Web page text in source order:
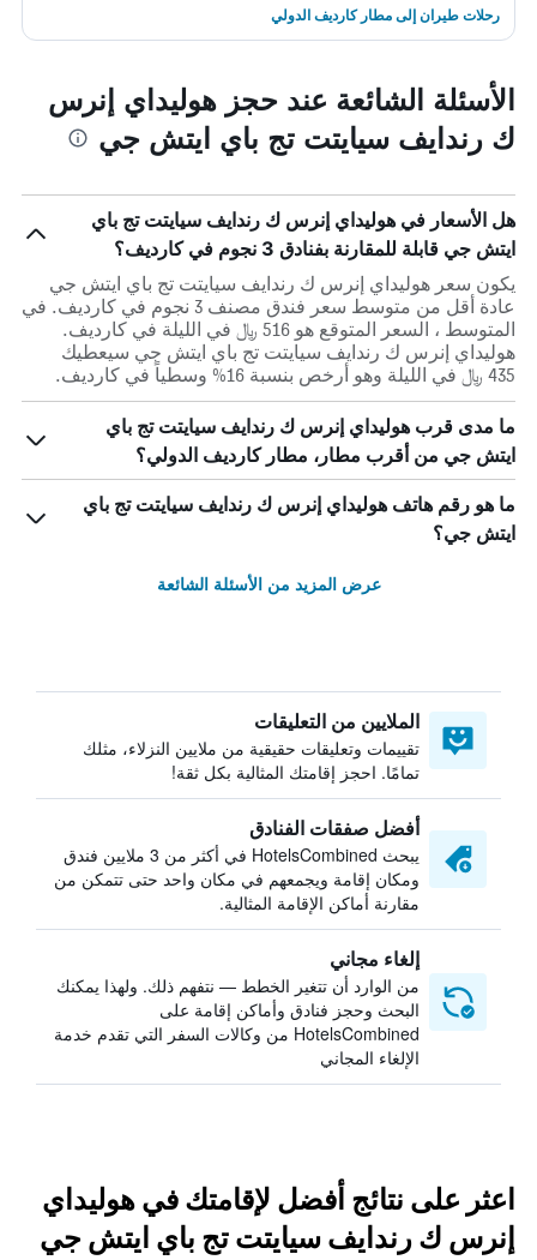
رحلات طيران إلى مطار كارديف الدولي
الأسئلة الشائعة عند حجز هوليداي إنرس
ك رندايف سيايتت تج باي ايتش جي
هل الأسعار في هوليداي إنرس ك رندايف سيايتت تج باي
ايتش جي قابلة للمقارنة بفنادق 3 نجوم في كارديف؟
يكون سعر هوليداي إنرس ك رندايف سيايتت تج باي ايتش جي
عادة أقل من متوسط ​​سعر فندق مصنف 3 نجوم في كارديف. في
المتوسط ، السعر المتوقع هو 516 ﷼ في الليلة في كارديف.
هوليداي إنرس ك رندايف سيايتت تج باي ايتش جي سيعطيك
435 ﷼ في الليلة وهو أرخص بنسبة 16% وسطياً في كارديف.
ما مدى قرب هوليداي إنرس ك رندايف سيايتت تج باي
ايتش جي من أقرب مطار، مطار كارديف الدولي؟
ما هو رقم هاتف هوليداي إنرس ك رندايف سيايتت تج باي
ايتش جي؟
عرض المزيد من الأسئلة الشائعة
الملايين من التعليقات
تقييمات وتعليقات حقيقية من ملايين النزلاء، مثلك
تمامًا. احجز إقامتك المثالية بكل ثقة!
أفضل صفقات الفنادق
يبحث HotelsCombined في أكثر من 3 ملايين فندق
ومكان إقامة ويجمعهم في مكان واحد حتى تتمكن من
مقارنة أماكن الإقامة المثالية.
إلغاء مجاني
من الوارد أن تتغير الخطط — نتفهم ذلك. ولهذا يمكنك
البحث وحجز فنادق وأماكن إقامة على
HotelsCombined من وكالات السفر التي تقدم خدمة
الإلغاء المجاني
اعثر على نتائج أفضل لإقامتك في هوليداي
إنرس ك رندايف سيايتت تج باي ايتش جي